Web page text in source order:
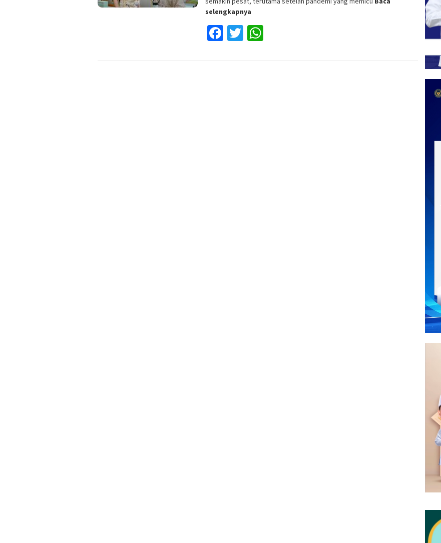
selengkapnya
Facebook
Twitter